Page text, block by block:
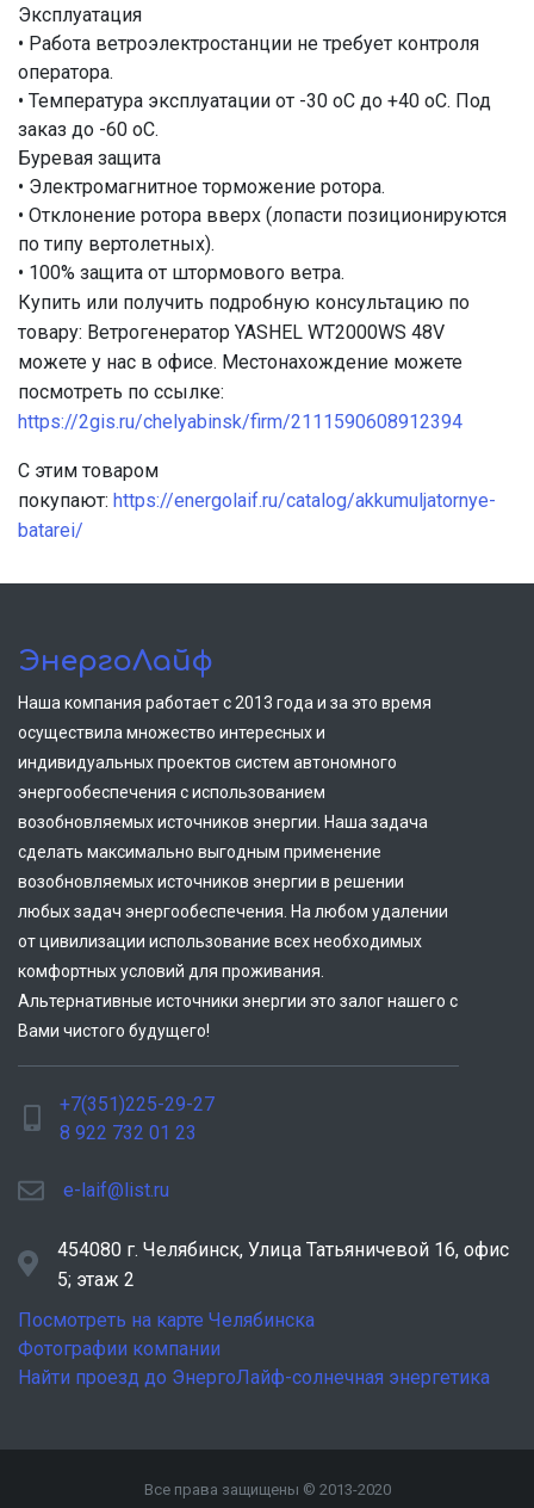
Эксплуатация
• Работа ветроэлектростанции не требует контроля
оператора.
• Температура эксплуатации от -30 оС до +40 оС. Под
заказ до -60 оС.
Буревая защита
• Электромагнитное торможение ротора.
• Отклонение ротора вверх (лопасти позиционируются
по типу вертолетных).
• 100% защита от штормового ветра.
Купить или получить подробную консультацию по
товару: Ветрогенератор YASHEL WT2000WS 48V
можете у нас в офисе. Местонахождение можете
посмотреть по ссылке:
https://2gis.ru/chelyabinsk/firm/2111590608912394
С этим товаром
покупают: https://energolaif.ru/catalog/akkumuljatornye-
batarei/
ЭнергоЛайф
Наша компания работает с 2013 года и за это время
осуществила множество интересных и
индивидуальных проектов систем автономного
энергообеспечения с использованием
возобновляемых источников энергии. Наша задача
сделать максимально выгодным применение
возобновляемых источников энергии в решении
любых задач энергообеспечения. На любом удалении
от цивилизации использование всех необходимых
комфортных условий для проживания.
Альтернативные источники энергии это залог нашего с
Вами чистого будущего!
+7(351)225-29-27
8 922 732 01 23
e-laif@list.ru
454080 г. Челябинск, ​Улица Татьяничевой 16, офис
5; этаж 2
Посмотреть на карте Челябинска
Фотографии компании
Найти проезд до ЭнергоЛайф-солнечная энергетика
Все права защищены © 2013-2020